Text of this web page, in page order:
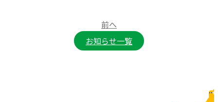
前へ
お知らせ一覧